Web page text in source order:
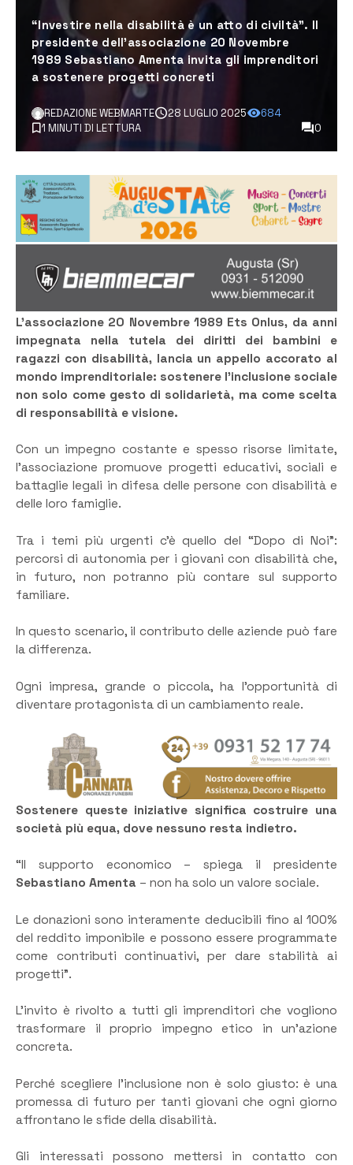
“Investire nella disabilità è un atto di civiltà”. Il
presidente dell’associazione 20 Novembre
1989 Sebastiano Amenta invita gli imprenditori
a sostenere progetti concreti
REDAZIONE WEBMARTE 28 LUGLIO 2025
684
1 MINUTI DI LETTURA
0
L’associazione 20 Novembre 1989 Ets Onlus, da anni
impegnata nella tutela dei diritti dei bambini e
ragazzi con disabilità, lancia un appello accorato al
mondo imprenditoriale: sostenere l’inclusione sociale
non solo come gesto di solidarietà, ma come scelta
di responsabilità e visione.
Con un impegno costante e spesso risorse limitate,
l’associazione promuove progetti educativi, sociali e
battaglie legali in difesa delle persone con disabilità e
delle loro famiglie.
Tra i temi più urgenti c’è quello del “Dopo di Noi”:
percorsi di autonomia per i giovani con disabilità che,
in futuro, non potranno più contare sul supporto
familiare.
In questo scenario, il contributo delle aziende può fare
la differenza.
Ogni impresa, grande o piccola, ha l’opportunità di
diventare protagonista di un cambiamento reale.
Sostenere queste iniziative significa costruire una
società più equa, dove nessuno resta indietro.
“Il supporto economico – spiega il presidente
Sebastiano Amenta – non ha solo un valore sociale.
Le donazioni sono interamente deducibili fino al 100%
del reddito imponibile e possono essere programmate
come contributi continuativi, per dare stabilità ai
progetti”.
L’invito è rivolto a tutti gli imprenditori che vogliono
trasformare il proprio impegno etico in un’azione
concreta.
Perché scegliere l’inclusione non è solo giusto: è una
promessa di futuro per tanti giovani che ogni giorno
affrontano le sfide della disabilità.
Gli interessati possono mettersi in contatto con